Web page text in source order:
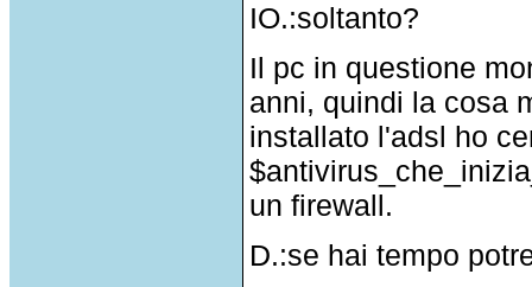
IO.:soltanto?
Il pc in questione
anni, quindi la cosa
installato l'adsl ho
un firewall.
D.:se hai tempo